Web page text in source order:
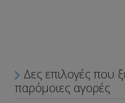
Δες επιλογές που
παρόμοιες αγορές